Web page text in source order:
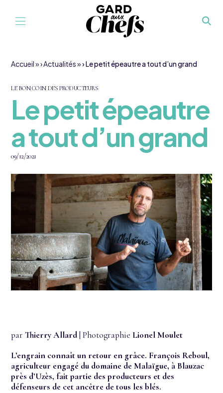
Accueil» Actualités» Le petit épeautre a tout d’un grand
LE BON COIN DES PRODUCTEURS
Le petit épeautre
a tout d’un grand
09/12/2021
parThierry Allard | Photographie Lionel Moulet
L’engrain connaît un retour en grâce. François Reboul,
agriculteur engagé du domaine de Malaïgue, à Blauzac
près d’Uzès, fait partie des producteurs et des
défenseurs de cet ancêtre de tous les blés.